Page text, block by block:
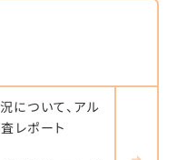
ついて、アル
レポート